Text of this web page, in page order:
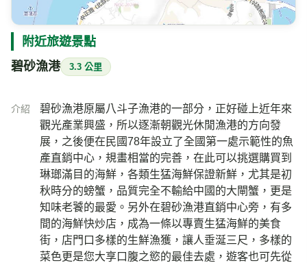
附近旅遊景點
碧砂漁港 3.3 公里
介紹
碧砂漁港原屬八斗子漁港的一部分，正好碰上近年來
觀光產業興盛，所以逐漸朝觀光休閒漁港的方向發
展，之後便在民國78年設立了全國第一處示範性的魚
產直銷中心，規畫相當的完善，在此可以挑選購買到
琳瑯滿目的海鮮，各類生猛海鮮保證新鮮，尤其是初
秋時分的螃蟹，品質完全不輸給中國的大閘蟹，更是
知味老饕的最愛。另外在碧砂漁港直銷中心旁，有多
間的海鮮快炒店，成為一條以專賣生猛海鮮的美食
街，店門口多樣的生鮮漁獲，讓人垂涎三尺，多樣的
菜色更是您大享口腹之慾的最佳去處，遊客也可先從